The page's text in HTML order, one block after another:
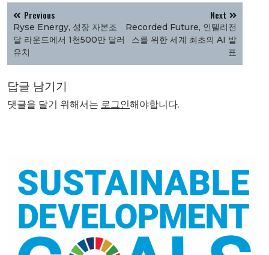
글
탐
색
Previous
Ryse Energy, 성장 자본조
달 라운드에서 1천500만 달러
유치
Next
Recorded Future, 인텔리전
스를 위한 세계 최초의 AI 발
표
답글 남기기
댓글을 달기 위해서는 로그인해야합니다.